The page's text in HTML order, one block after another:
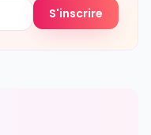
S'inscrire